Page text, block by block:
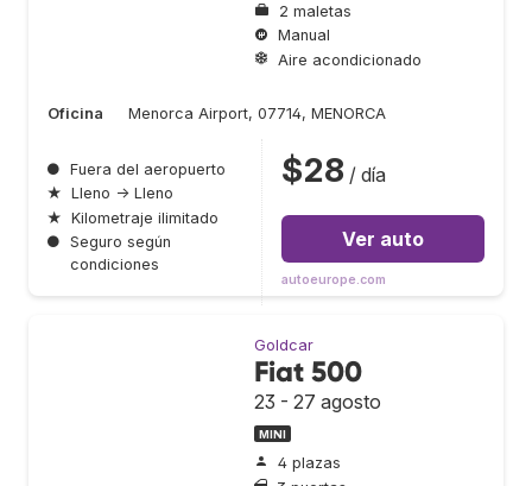
2 maletas
Manual
Aire acondicionado
Oficina Menorca Airport, 07714, MENORCA
● Fuera del aeropuerto
★ Lleno → Lleno
★ Kilometraje ilimitado
● Seguro según
condiciones
$28 / día
Ver auto
autoeurope.com
Goldcar
Fiat 500
23 - 27 agosto
MINI
4 plazas